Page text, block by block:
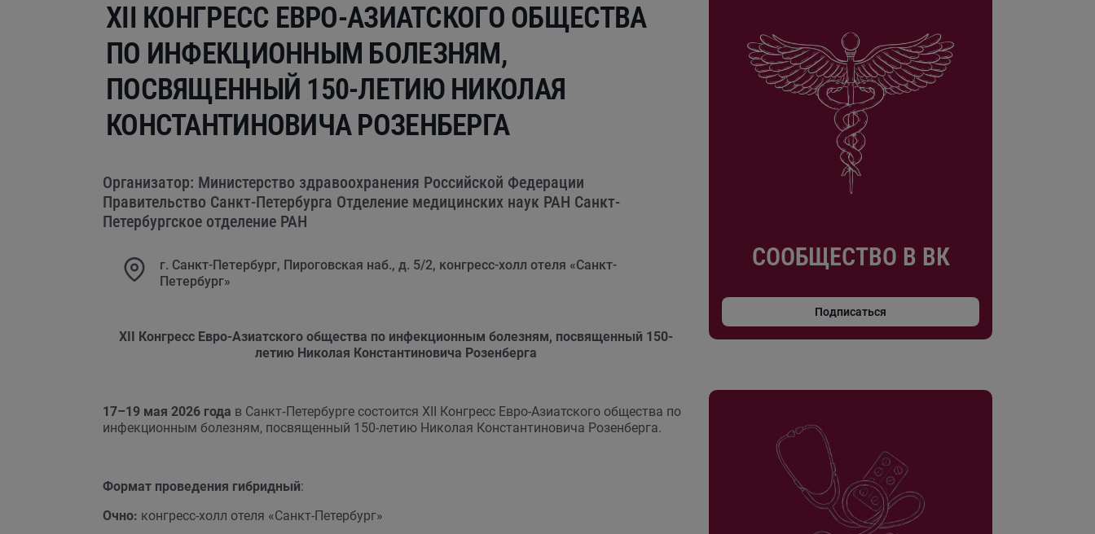
XII КОНГРЕСС ЕВРО-АЗИАТСКОГО ОБЩЕСТВА
ПО ИНФЕКЦИОННЫМ БОЛЕЗНЯМ,
ПОСВЯЩЕННЫЙ 150-ЛЕТИЮ НИКОЛАЯ
КОНСТАНТИНОВИЧА РОЗЕНБЕРГА
Организатор: Министерство здравоохранения Российской Федерации
Правительство Санкт-Петербурга Отделение медицинских наук РАН Санкт-
Петербургское отделение РАН
г. Санкт-Петербург, Пироговская наб., д. 5/2, конгресс-холл отеля «Санкт-
Петербург»
XII Конгресс Евро-Азиатского общества по инфекционным болезням, посвященный 150-
летию Николая Константиновича Розенберга
17–19 мая 2026 года в Санкт‑Петербурге состоится XII Конгресс Евро-Азиатского общества по
инфекционным болезням, посвященный 150-летию Николая Константиновича Розенберга.
Формат проведения гибридный:
Очно: конгресс-холл отеля «Санкт-Петербург»
СООБЩЕСТВО В ВК
Подписаться